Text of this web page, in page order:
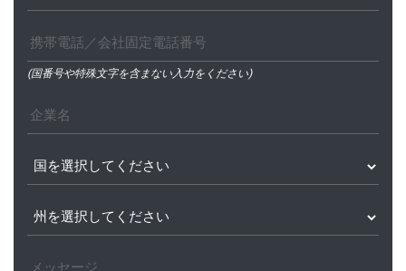
(国番号や特殊文字を含まない入力をください)